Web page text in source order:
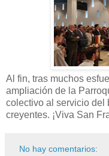
Al fin, tras muchos
ampliación de la
colectivo al servicio del
creyentes. ¡Viva San
No hay comentarios: